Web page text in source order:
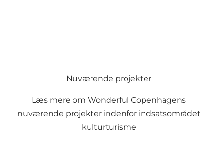
Nuværende projekter
Læs mere om Wonderful Copenhagens
nuværende projekter indenfor indsatsområdet
kulturturisme